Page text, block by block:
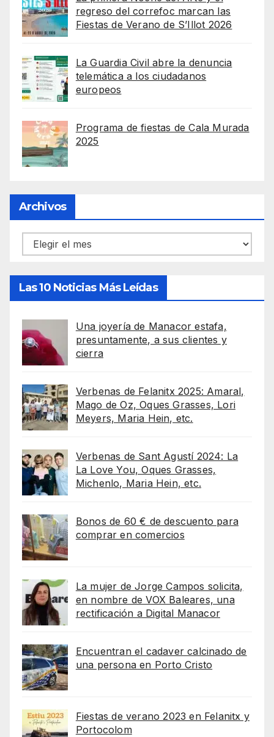
regreso del correfoc marcan las
Fiestas de Verano de S’Illot 2026
La Guardia Civil abre la denuncia
telemática a los ciudadanos
europeos
Programa de fiestas de Cala Murada
2025
Archivos
Archivos
Las 10 Noticias Más Leídas
Una joyería de Manacor estafa,
presuntamente, a sus clientes y
cierra
Verbenas de Felanitx 2025: Amaral,
Mago de Oz, Oques Grasses, Lori
Meyers, Maria Hein, etc.
Verbenas de Sant Agustí 2024: La
La Love You, Oques Grasses,
Michenlo, Maria Hein, etc.
Bonos de 60 € de descuento para
comprar en comercios
La mujer de Jorge Campos solicita,
en nombre de VOX Baleares, una
rectificación a Digital Manacor
Encuentran el cadaver calcinado de
una persona en Porto Cristo
Fiestas de verano 2023 en Felanitx y
Portocolom